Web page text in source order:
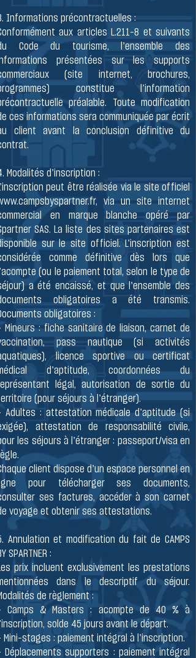
Informations précontractuelles :
aux articles L.211-8 et suivants
Code du tourisme, l’ensemble des
présentées sur les supports
(site internet, brochures,
constitue l’information
préalable. Toute modification
ces informations sera communiquée par écrit
client avant la conclusion définitive du
Modalités d’inscription :
peut être réalisée via le site officiel
, via un site internet
en marque blanche opéré par
SAS. La liste des sites partenaires est
sur le site officiel. L’inscription est
comme définitive dès lors que
(ou le paiement total, selon le type de
a été encaissé, et que l’ensemble des
obligatoires a été transmis.
obligatoires :
Mineurs : fiche sanitaire de liaison, carnet de
pass nautique (si activités
licence sportive ou certificat
d’aptitude, coordonnées du
légal, autorisation de sortie du
(pour séjours à l’étranger).
Adultes : attestation médicale d’aptitude (si
attestation de responsabilité civile,
les séjours à l’étranger : passeport/visa en
client dispose d’un espace personnel en
pour télécharger ses documents,
ses factures, accéder à son carnet
voyage et obtenir ses attestations.
Annulation et modification du fait de CAMPS
SPARTNER :
prix incluent exclusivement les prestations
dans le descriptif du séjour.
de règlement :
Camps & Masters : acompte de 40 % à
solde 45 jours avant le départ.
Mini-stages : paiement intégral à l’inscription.
Déplacements supporters : paiement intégral